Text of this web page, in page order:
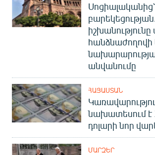
Սոցիալականից՝
իշխանությունը
հանձնաժողովի
անվանումը
ՀԱՅԱՍՏԱՆ
նախատեսում է
դոլարի նոր
ՄԱՐԶԵՐ